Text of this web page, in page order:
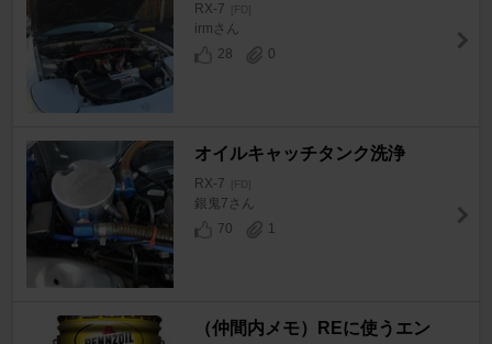
RX-7 [FD]
irmさん
28
0
オイルキャッチタンク洗浄
RX-7 [FD]
銀鬼7さん
70
1
（仲間内メモ）REに使うエン